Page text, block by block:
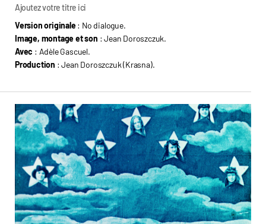
Ajoutez votre titre ici
Version originale: No dialogue.
Image, montage et son : Jean Doroszczuk.
Avec : Adèle Gascuel.
Production : Jean Doroszczuk (Krasna).